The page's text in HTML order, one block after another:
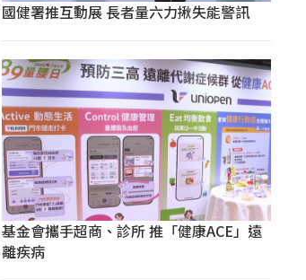
國健署推互動展 長者量六力揪失能警訊
基金會攜手超商、診所 推「健康ACE」遠
離疾病